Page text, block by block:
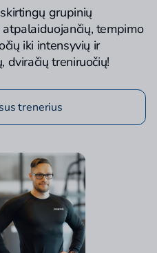
grupinių
tempimo
iki intensyvių ir
dviračių treniruočių!
trenerius